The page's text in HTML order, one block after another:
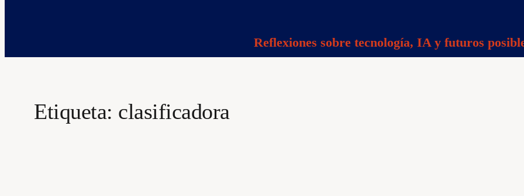
Reflexiones sobre tecnología, IA y futuros
Etiqueta: clasificadora